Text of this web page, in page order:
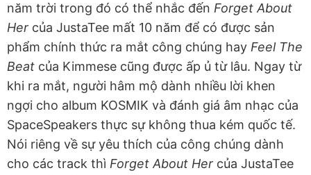
năm trời trong đó có thể nhắc đến Forget About
Her của JustaTee mất 10 năm để có được sản
phẩm chính thức ra mắt công chúng hay Feel The
Beat của Kimmese cũng được ấp ủ từ lâu. Ngay từ
khi ra mắt, người hâm mộ dành nhiều lời khen
ngợi cho album KOSMIK và đánh giá âm nhạc của
SpaceSpeakers thực sự không thua kém quốc tế.
Nói riêng về sự yêu thích của công chúng dành
cho các track thì Forget About Her của JustaTee